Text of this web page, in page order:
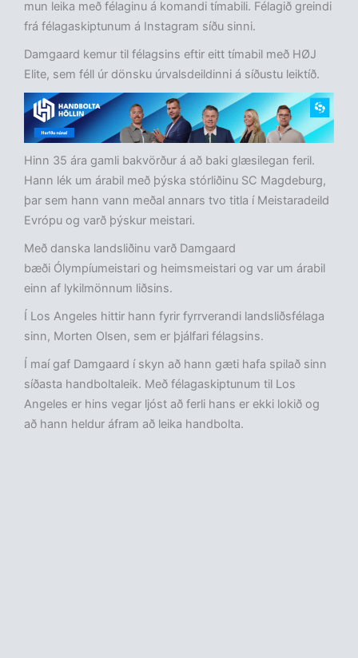
mun leika með félaginu á komandi tímabili. Félagið greindi
frá félagaskiptunum á Instagram síðu sinni.
Damgaard kemur til félagsins eftir eitt tímabil með HØJ
Elite, sem féll úr dönsku úrvalsdeildinni á síðustu leiktíð.
Hinn 35 ára gamli bakvörður á að baki glæsilegan feril.
Hann lék um árabil með þýska stórliðinu SC Magdeburg,
þar sem hann vann meðal annars tvo titla í Meistaradeild
Evrópu og varð þýskur meistari.
Með danska landsliðinu varð Damgaard
bæði Ólympíumeistari og heimsmeistari og var um árabil
einn af lykilmönnum liðsins.
Í Los Angeles hittir hann fyrir fyrrverandi landsliðsfélaga
sinn, Morten Olsen, sem er þjálfari félagsins.
Í maí gaf Damgaard í skyn að hann gæti hafa spilað sinn
síðasta handboltaleik. Með félagaskiptunum til Los
Angeles er hins vegar ljóst að ferli hans er ekki lokið og
að hann heldur áfram að leika handbolta.